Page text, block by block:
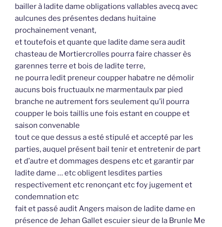
bailler à ladite dame obligations vallables avecq avec
aulcunes des présentes dedans huitaine
prochainement venant,
et toutefois et quante que ladite dame sera audit
chasteau de Mortiercrolles pourra faire chasser ès
garennes terre et bois de ladite terre,
ne pourra ledit preneur coupper habatre ne démolir
aucuns bois fructuaulx ne marmentaulx par pied
branche ne autrement fors seulement qu’il pourra
coupper le bois taillis une fois estant en couppe et
saison convenable
tout ce que dessus a esté stipulé et accepté par les
parties, auquel présent bail tenir et entretenir de part
et d’autre et dommages despens etc et garantir par
ladite dame … etc obligent lesdites parties
respectivement etc renonçant etc foy jugement et
condemnation etc
fait et passé audit Angers maison de ladite dame en
présence de Jehan Gallet escuier sieur de la Brunle Me